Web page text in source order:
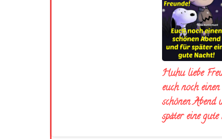
Huhu liebe
euch noch einen
schönen Abend
später eine